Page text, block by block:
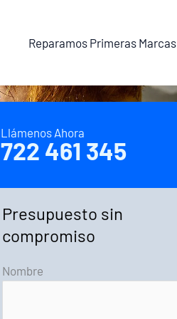
Reparamos Primeras Marcas
Llámenos Ahora
722 461 345
Presupuesto sin
compromiso
Nombre